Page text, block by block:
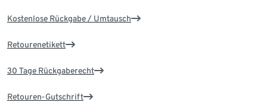
Kostenlose Rückgabe / Umtausch
Retourenetikett
30 Tage Rückgaberecht
Retouren-Gutschrift